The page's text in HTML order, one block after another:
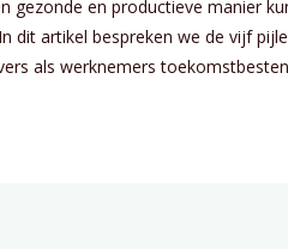
gezonde en productieve manier
dit artikel bespreken we de vijf
als werknemers